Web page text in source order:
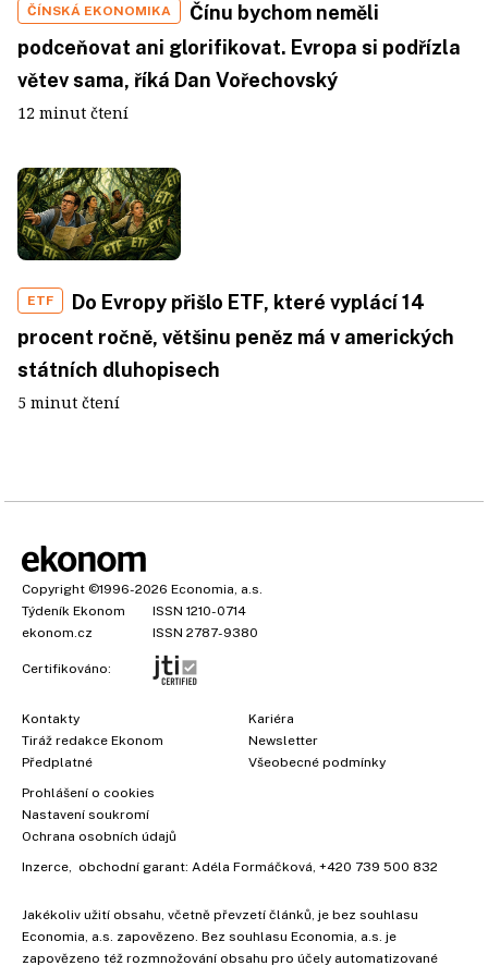
ČÍNSKÁ EKONOMIKA
Čínu bychom neměli
podceňovat ani glorifikovat. Evropa si podřízla
větev sama, říká Dan Vořechovský
12 minut čtení
ETF
Do Evropy přišlo ETF, které vyplácí 14
procent ročně, většinu peněz má v amerických
státních dluhopisech
5 minut čtení
Copyright ©1996-2026 Economia, a.s.
Týdeník Ekonom
ISSN 1210-0714
ekonom.cz
ISSN 2787-9380
Certifikováno:
Kontakty
Tiráž redakce Ekonom
Předplatné
Kariéra
Newsletter
Všeobecné podmínky
Prohlášení o cookies
Nastavení soukromí
Ochrana osobních údajů
Inzerce , obchodní garant: Adéla Formáčková +420 739 500 832
Jakékoliv užití obsahu, včetně převzetí článků, je bez souhlasu
Economia, a.s. zapovězeno. Bez souhlasu Economia, a.s. je
zapovězeno též rozmnožování obsahu pro účely automatizované